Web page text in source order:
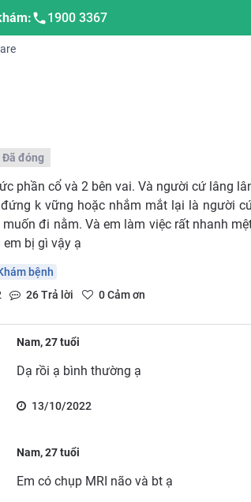
1900 3367
Đã đóng
phần cổ và 2 bên vai. Và người cứ lâng
k vững hoặc nhắm mắt lại là người
đi nằm. Và em làm việc rất nhanh
bị gì vậy ạ
bệnh
26Trả lời 0Cảm ơn
Nam, 27 tuổi
Dạ rồi ạ bình thường ạ
13/10/2022
Nam, 27 tuổi
Em có chụp MRI não và bt ạ